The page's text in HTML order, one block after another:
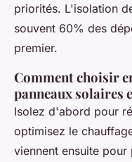
priorités. L'isolation
souvent 60% des
premier.
Comment choisir
panneaux solaires
Isolez d'abord pour
optimisez le
viennent ensuite